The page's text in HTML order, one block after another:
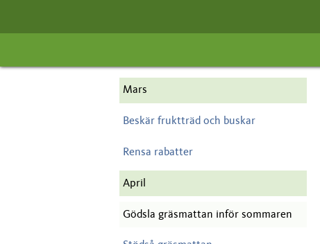
Mars
Beskär fruktträd och buskar
Rensa rabatter
April
Gödsla gräsmattan inför sommaren